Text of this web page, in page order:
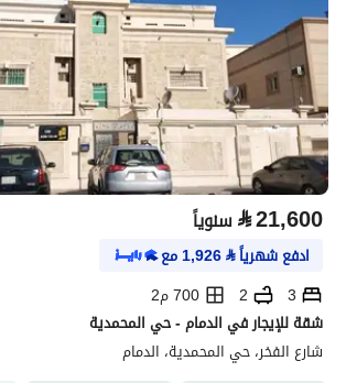
⃁21,600 سنوياً
ادفع شهرياً⃁
1,926مع
3
2
700 م2
شقة للإيجار في الدمام - حي المحمدية
شارع الفخر، حي المحمدية، الدمام